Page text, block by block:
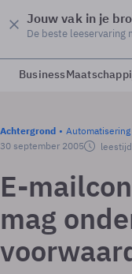
Jouw vak in je
De beste leeservaring
Business
Achtergrond Automatisering
30 september 2005
E-
mag